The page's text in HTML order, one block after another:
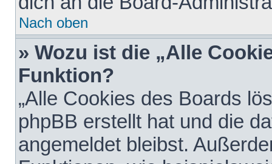
Nach oben
» Wozu ist die „Alle
Funktion?
„Alle Cookies des Boards
phpBB erstellt hat und die
angemeldet bleibst.